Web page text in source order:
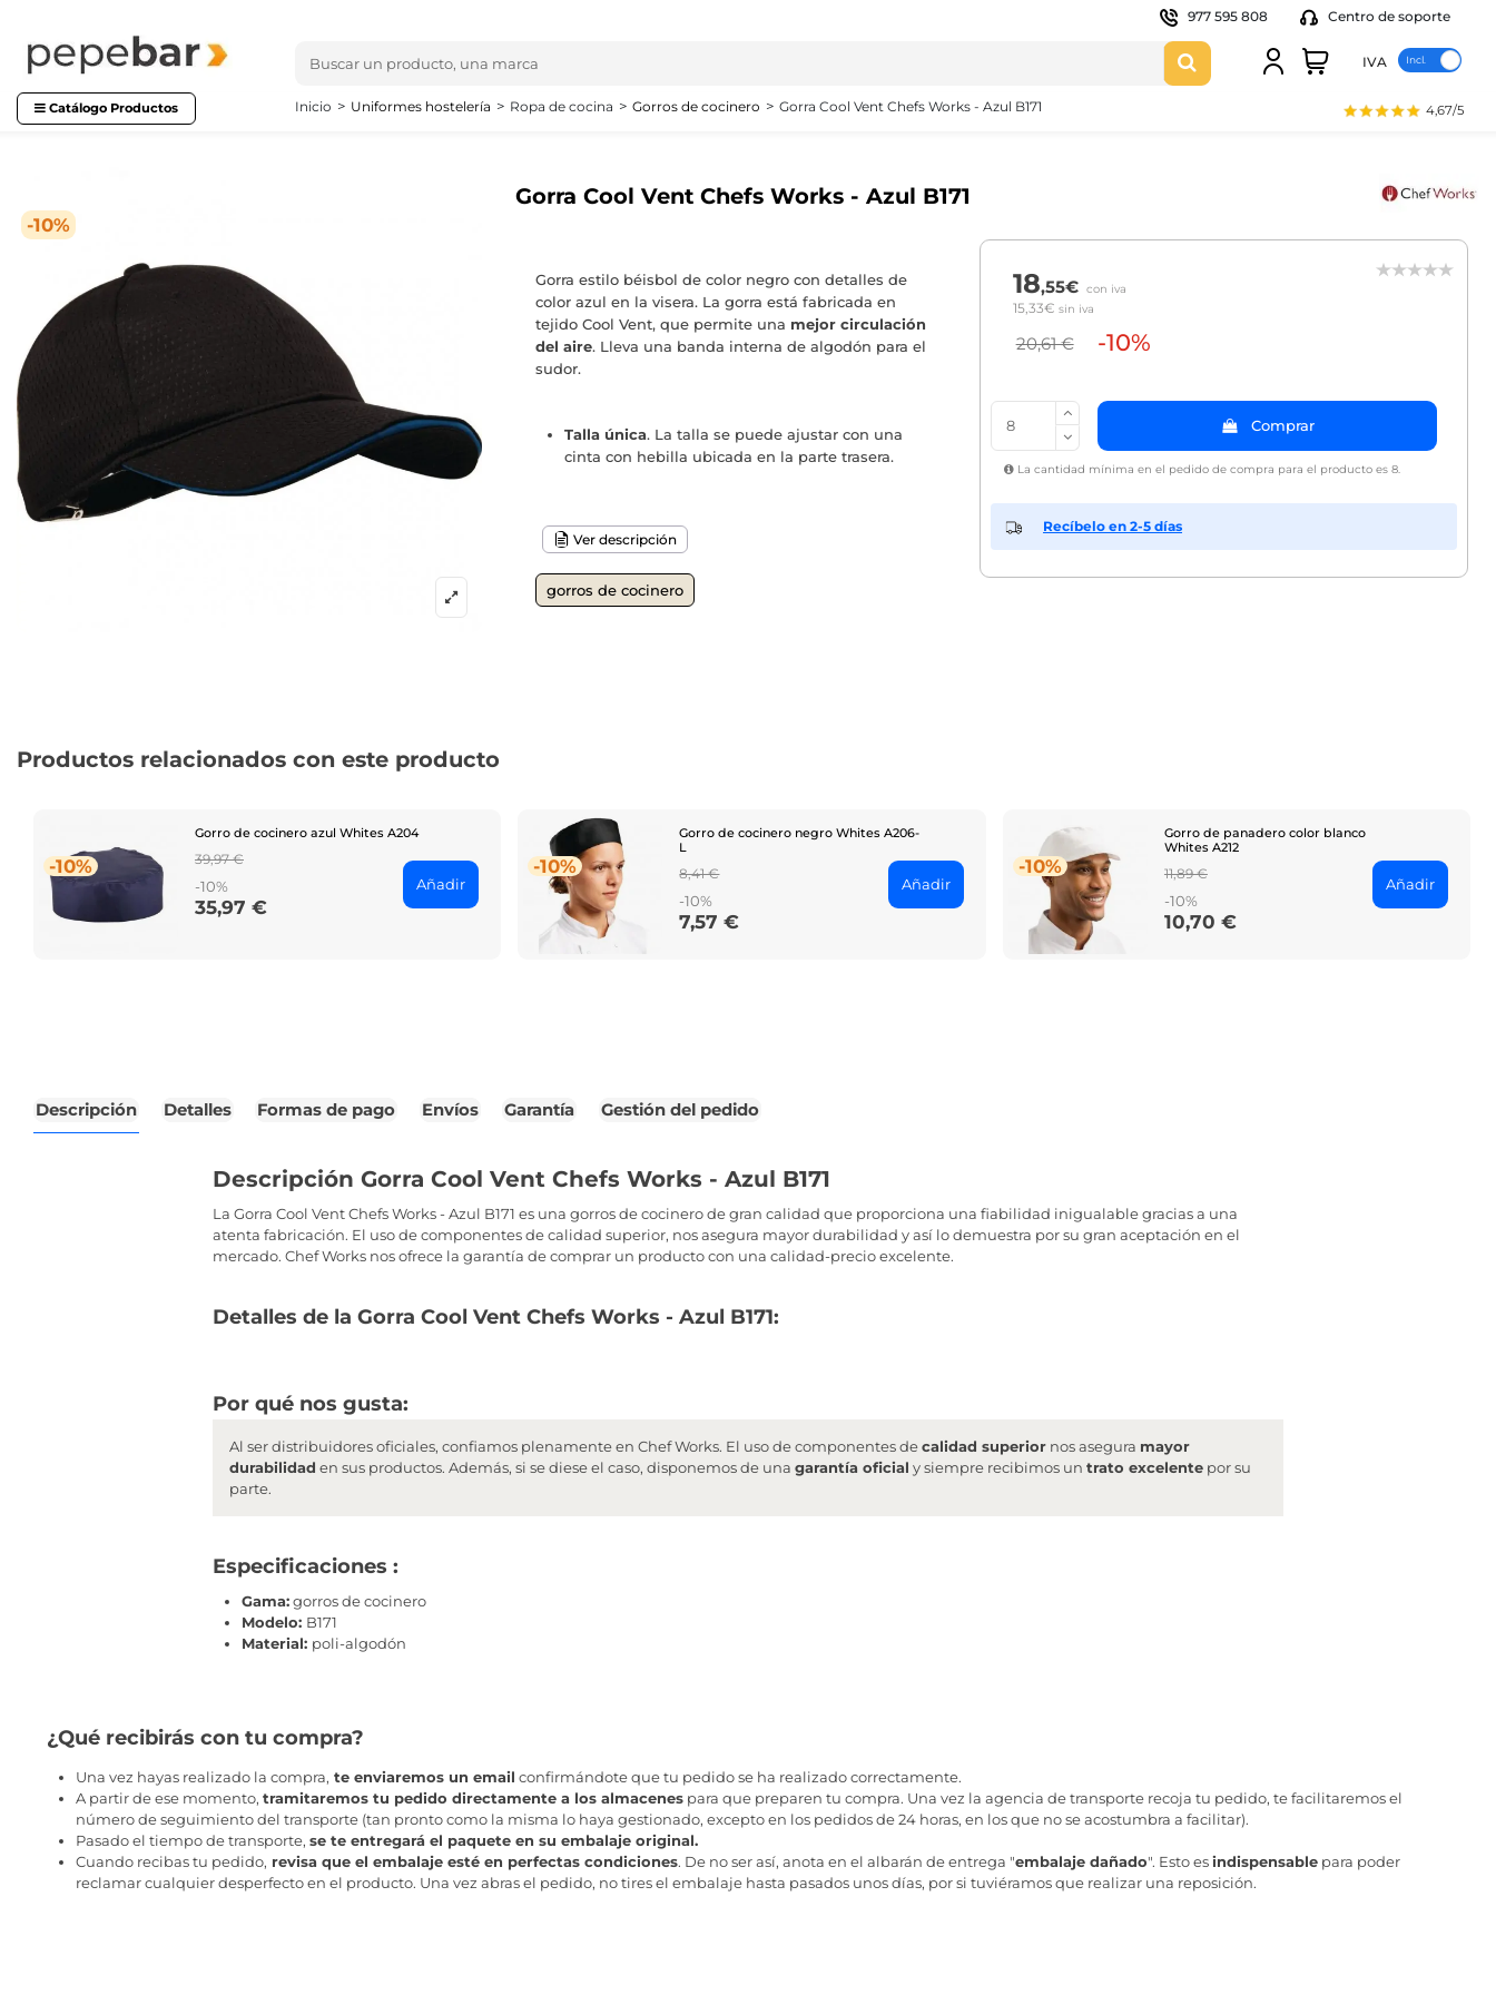
977 595 808 Centro de soporte
IVA
Catálogo Productos 4,67/5
Inicio Uniformes hostelería Ropa de cocina Gorros de cocinero Gorra Cool Vent Chefs Works - Azul B171
-10%
Gorra Cool Vent Chefs Works - Azul B171
Gorra estilo béisbol de color negro con detalles de
color azul en la visera. La gorra está fabricada en
tejido Cool Vent, que permite una mejor circulación
del aire. Lleva una banda interna de algodón para el
sudor.
Talla única. La talla se puede ajustar con una
cinta con hebilla ubicada en la parte trasera.
Ver descripción
gorros de cocinero
18,55€ con iva
15,33€ sin iva
20,61 € -10%
Comprar
La cantidad mínima en el pedido de compra para el producto es 8.
Recíbelo en 2-5 días
Productos relacionados con este producto
-10%
Gorro de cocinero azul Whites A204
Regular
price
39,97 €
-10%
Price
35,97 €
Añadir
-10%
Gorro de cocinero negro Whites A206-
L
Regular
price
8,41 €
-10%
Price
7,57 €
Añadir
-10%
Gorro de panadero color blanco
Whites A212
Regular
price
11,89 €
-10%
Price
10,70 €
Añadir
Descripción Detalles Formas de pago Envíos Garantía Gestión del pedido
Descripción Gorra Cool Vent Chefs Works - Azul B171
La Gorra Cool Vent Chefs Works - Azul B171 es una gorros de cocinero de gran calidad que proporciona una fiabilidad inigualable gracias a una
atenta fabricación. El uso de componentes de calidad superior, nos asegura mayor durabilidad y así lo demuestra por su gran aceptación en el
mercado. Chef Works nos ofrece la garantía de comprar un producto con una calidad-precio excelente.
Detalles de la Gorra Cool Vent Chefs Works - Azul B171:
Por qué nos gusta:
Al ser distribuidores oficiales, confiamos plenamente en Chef Works. El uso de componentes decalidad superior nos asegura mayor
durabilidad en sus productos. Además, si se diese el caso, disponemos de una garantía oficial y siempre recibimos un trato excelente por su
parte.
Especificaciones :
Gama:gorros de cocinero
Modelo: B171
Material: poli-algodón
¿Qué recibirás con tu compra?
Una vez hayas realizado la compra, te enviaremos un email confirmándote que tu pedido se ha realizado correctamente.
A partir de ese momento, tramitaremos tu pedido directamente a los almacenespara que preparen tu compra. Una vez la agencia de transporte recoja tu pedido, te facilitaremos el
número de seguimiento del transporte (tan pronto como la misma lo haya gestionado, excepto en los pedidos de 24 horas, en los que no se acostumbra a facilitar).
Pasado el tiempo de transporte, se te entregará el paquete en su embalaje original.
Cuando recibas tu pedido, revisa que el embalaje esté en perfectas condiciones. De no ser así, anota en el albarán de entrega "embalaje dañado". Esto esindispensablepara poder
reclamar cualquier desperfecto en el producto. Una vez abras el pedido, no tires el embalaje hasta pasados unos días, por si tuviéramos que realizar una reposición.